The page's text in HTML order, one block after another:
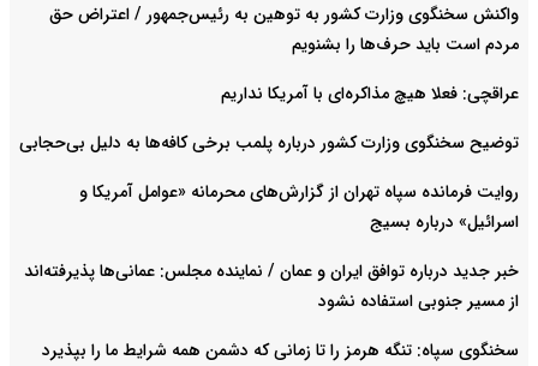
واکنش سخنگوی وزارت کشور به توهین به رئیس‌جمهور / اعتراض حق
مردم است باید حرف‌ها را بشنویم
عراقچی: فعلا هیچ مذاکره‌ای با آمریکا نداریم
توضیح سخنگوی وزارت کشور درباره پلمب برخی کافه‌ها به دلیل بی‌حجابی
روایت فرمانده سپاه تهران از گزارش‌های محرمانه «عوامل آمریکا و
اسرائیل» درباره بسیج
خبر جدید درباره توافق ایران و عمان / نماینده مجلس: عمانی‌ها پذیرفته‌اند
از مسیر جنوبی استفاده نشود
سخنگوی سپاه: تنگه هرمز را تا زمانی که دشمن همه شرایط ما را بپذیرد